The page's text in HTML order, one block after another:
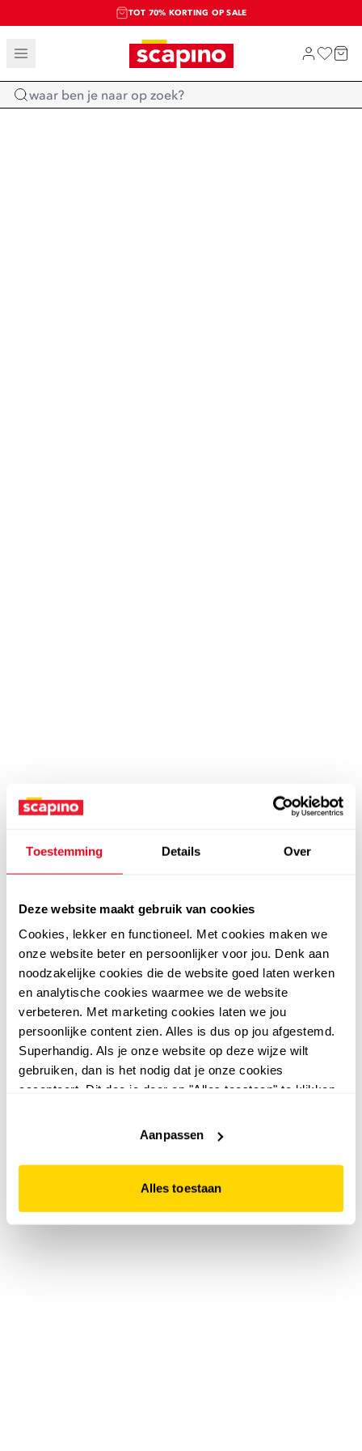
Toestemming Details Over
Deze website maakt gebruik van cookies
Cookies, lekker en functioneel. Met cookies maken we
onze website beter en persoonlijker voor jou. Denk aan
noodzakelijke cookies die de website goed laten werken
en analytische cookies waarmee we de website
verbeteren. Met marketing cookies laten we jou
persoonlijke content zien. Alles is dus op jou afgestemd.
Superhandig. Als je onze website op deze wijze wilt
gebruiken, dan is het nodig dat je onze cookies
accepteert. Dit doe je door op "Alles toestaan" te klikken.
website niet optimaal functioneert.
Aanpassen
Alles toestaan
TOT 70% KORTING OP SALE
SALE: LAATSTE KANS!
SHOP NIEUW
Home